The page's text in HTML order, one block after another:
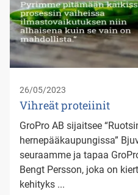
26/05/2023
Vihreät proteiinit
GroPro AB sijaitsee
hernepääkaupungissa”
seuraamme ja tapaa
Bengt Persson, joka on
kehityks ...